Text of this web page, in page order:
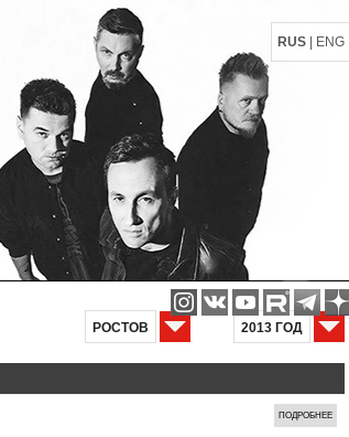
RUS ENG
2013 ГОД
РОСТОВ
ПОДРОБНЕЕ